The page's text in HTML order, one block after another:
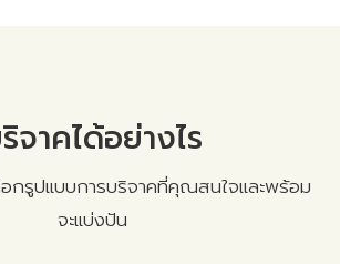
จาคได้อย่างไร
กรูปแบบการบริจาคที่คุณสนใจและพร้อม
จะแบ่งปัน